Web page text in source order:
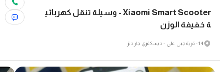
Xiaomi Smart Scooter - وسيلة تنقل كهربائي
ة خفيفة الوزن
14 - قرية جبل علي - ديسكفري جاردنز